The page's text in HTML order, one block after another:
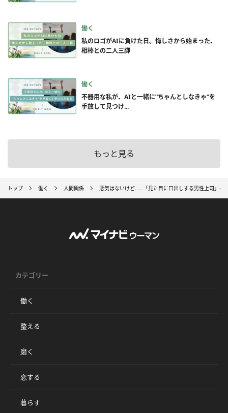
働く
私のロゴがAIに負けた日。悔しさから始まった、
相棒との二人三脚
働く
不器用な私が、AIと一緒に”ちゃんとしなきゃ”を
手放して見つけ...
もっと見る
トップ 働く 人間関係 悪気はないけど……「見た目に口出しする男性上司」へ
カテゴリー
働く
整える
磨く
恋する
暮らす